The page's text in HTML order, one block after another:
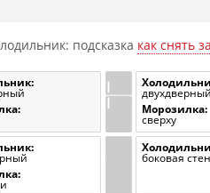
подсказка как снять
двухдверный
Морозилка:
сверху
боковая